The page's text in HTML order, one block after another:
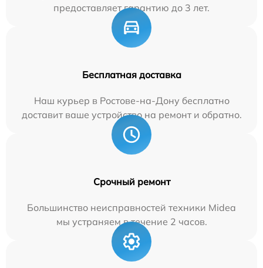
предоставляет гарантию до 3 лет.
Бесплатная доставка
Наш курьер в Ростове-на-Дону бесплатно
доставит ваше устройство на ремонт и обратно.
Срочный ремонт
Большинство неисправностей техники Midea
мы устраняем в течение 2 часов.